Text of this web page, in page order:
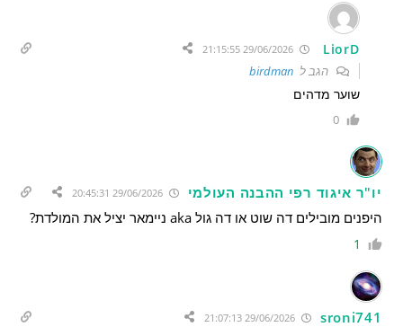
LiorD
הגב ל birdman
שוער מדהים
0
יו"ר איגוד רפי ההבנה העולמי 29/06/2026 20:45:31
היפנים מובילים דה שוט או דה גול aka ניימאר יציל את המולדת?
1
sroni741
29/06/2026 21:07:13